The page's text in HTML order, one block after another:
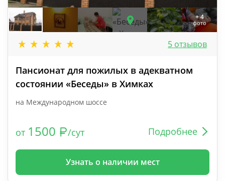
+ 4
фото
5 отзывов
Пансионат для пожилых в адекватном
состоянии «Беседы» в Химках
на Международном шоссе
от 1500 /сут Подробнее
Узнать о наличии мест